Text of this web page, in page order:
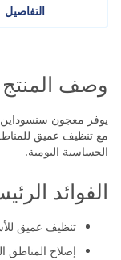
التفاصيل
وصف المنتج
يوفر معجون سنسوداين
مع تنظيف عميق
الحساسية اليومية.
الفوائد
تنظيف عميق
إصلاح المناطق